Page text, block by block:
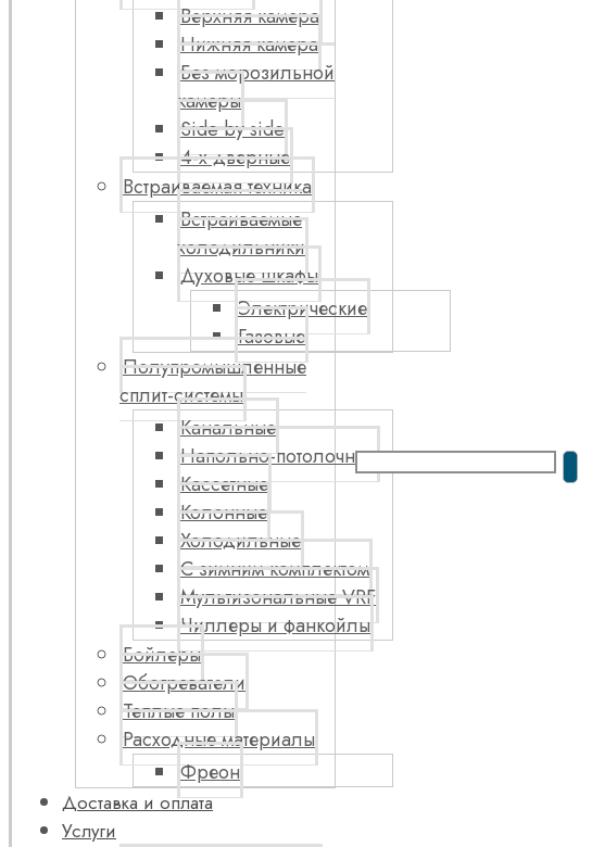
Верхняя камера
Нижняя камера
Без морозильной
камеры
Side by side
4-х дверные
Встраиваемая техника
Встраиваемые
холодильники
Духовые шкафы
Электрические
Газовые
Полупромышленные
сплит-системы
Канальные
Напольно-потолочные
Кассетные
Колонные
Холодильные
С зимним комплектом
Мультизональные VRF
Чиллеры и фанкойлы
Бойлеры
Обогреватели
Теплые полы
Расходные материалы
Фреон
Доставка и оплата
Услуги